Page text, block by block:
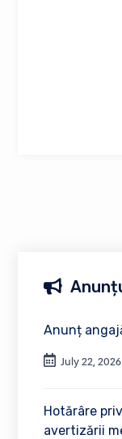
Anunț
July 22, 2026
Hotărâre
avertizării